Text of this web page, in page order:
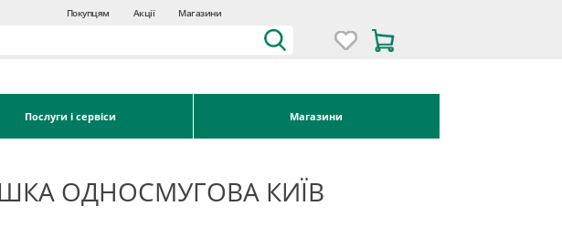
Покупцям Акції Магазини
Послуги і сервіси Магазини
ОДНОСМУГОВА КИЇВ